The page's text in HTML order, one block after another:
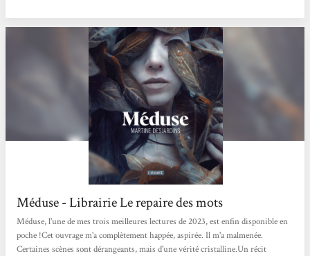
Méduse - Librairie Le repaire des mots
Méduse, l'une de mes trois meilleures lectures de 2023, est enfin disponible en
poche !Cet ouvrage m'a complètement happée, aspirée. Il m'a malmenée.
Certaines scènes sont dérangeants, mais d'une vérité cristalline.Un récit